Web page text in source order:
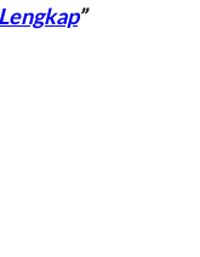
”